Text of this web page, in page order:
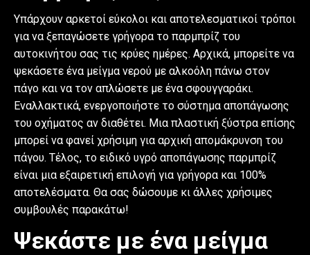
Υπάρχουν αρκετοί εύκολοι και αποτελεσματικοί τρόποι
για να ξεπαγώσετε γρήγορα το παρμπρίζ του
αυτοκινήτου σας τις κρύες ημέρες. Αρχικά, μπορείτε να
ψεκάσετε ένα μείγμα νερού με αλκοόλη πάνω στον
πάγο και να τον απλώσετε με ένα σφουγγαράκι.
Εναλλακτικά, ενεργοποιήστε το σύστημα αποπάγωσης
του οχήματος αν διαθέτει. Μια πλαστική ξύστρα επίσης
μπορεί να φανεί χρήσιμη για αρχική απομάκρυνση του
πάγου. Τέλος, το ειδικό υγρό αποπάγωσης παρμπρίζ
είναι μια εξαιρετική επιλογή για γρήγορα και 100%
αποτελέσματα. Θα σας δώσουμε κι άλλες χρήσιμες
συμβουλές παρακάτω!
Ψεκάστε με ένα μείγμα